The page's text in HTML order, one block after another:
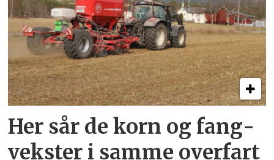
Her sår de korn og fang­
vekster i samme overfart